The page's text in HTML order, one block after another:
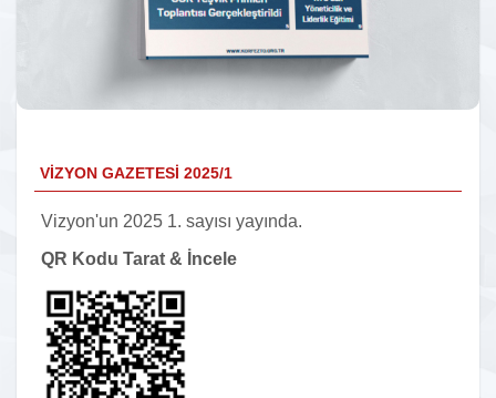
VİZYON GAZETESİ 2025/1
Vizyon'un 2025 1. sayısı yayında.
QR Kodu Tarat & İncele